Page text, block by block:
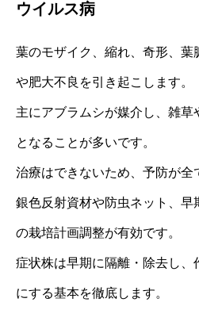
ウイルス病
葉のモザイク、縮れ、奇形、葉
や肥大不良を引き起こします。
主にアブラムシが媒介し、雑
となることが多いです。
治療はできないため、予防が全
銀色反射資材や防虫ネット、早
の栽培計画調整が有効です。
症状株は早期に隔離・除去し、
にする基本を徹底します。